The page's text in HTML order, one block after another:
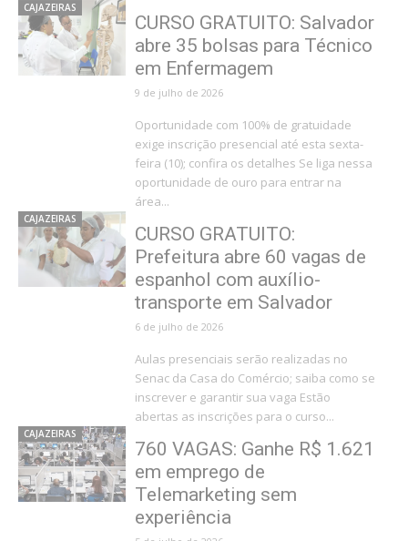
CAJAZEIRAS
CURSO GRATUITO: Salvador
abre 35 bolsas para Técnico
em Enfermagem
9 de julho de 2026
Oportunidade com 100% de gratuidade
exige inscrição presencial até esta sexta-
feira (10); confira os detalhes Se liga nessa
oportunidade de ouro para entrar na
área...
CAJAZEIRAS
CURSO GRATUITO:
Prefeitura abre 60 vagas de
espanhol com auxílio-
transporte em Salvador
6 de julho de 2026
Aulas presenciais serão realizadas no
Senac da Casa do Comércio; saiba como se
inscrever e garantir sua vaga Estão
abertas as inscrições para o curso...
CAJAZEIRAS
760 VAGAS: Ganhe R$ 1.621
em emprego de
Telemarketing sem
experiência